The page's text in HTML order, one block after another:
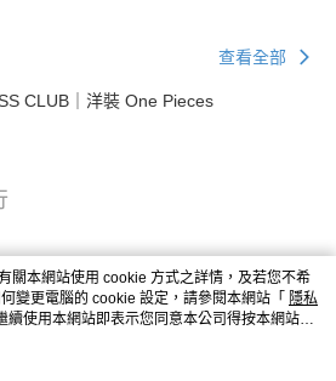
查看全部
CLUB｜洋裝 One Pieces
關本網站使用 cookie 方式之詳情，及若您不希
變更電腦的 cookie 設定，請參閱本網站「 隱私
續使用本網站即表示您同意本公司得按本網站使
。